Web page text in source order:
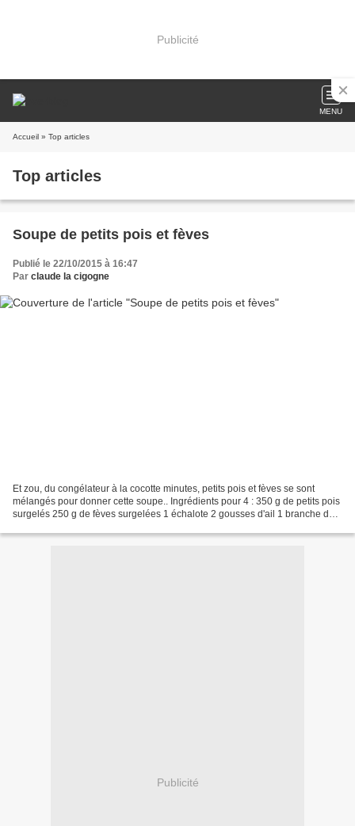
Publicité
MENU
Accueil » Top articles
Top articles
Soupe de petits pois et fèves
Publié le 22/10/2015 à 16:47
Par claude la cigogne
Et zou, du congélateur à la cocotte minutes, petits pois et fèves se sont
mélangés pour donner cette soupe.. Ingrédients pour 4 : 350 g de petits pois
surgelés 250 g de fèves surgelées 1 échalote 2 gousses d'ail 1 branche de
Publicité